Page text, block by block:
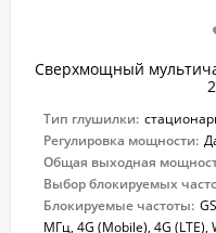
Сверхмощный
Тип глушилки:
Регулировка мощности:
Выбор блокируемых
Блокируемые частоты:
МГц, 4G (Mobile), 4G (LTE),